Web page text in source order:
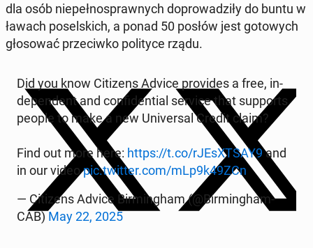
dla osób nie­peł­no­spraw­nych do­pro­wa­dzi­ły do buntu w
ławach po­sel­skich, a ponad 50 posłów jest go­to­wych
gło­so­wać prze­ciw­ko po­li­ty­ce rządu.
Did you know Ci­ti­zens Advice pro­vi­des a free, in­
de­pen­dent and con­fi­den­tial service that sup­ports
people to make a new Uni­ver­sal Credit claim?
Find out more here: https://t.co/rJE­sXT­SAY9and
in our videopic.twitter.com/mLp9k49ZCn
— Ci­ti­zens Advice Bir­ming­ham (@Bir­ming­ham­
CAB) May 22, 2025